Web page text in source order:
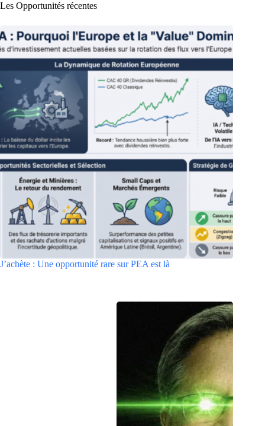
Les Opportunités récentes
J’achète : Une opportunité rare sur PEA est là